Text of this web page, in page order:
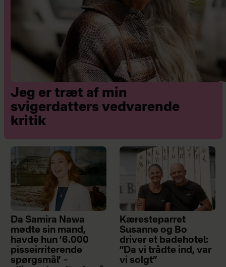
Jeg er træt af min
svigerdatters vedvarende
kritik
Da Samira Nawa
mødte sin mand,
havde hun ’6.000
pisseirriterende
spørgsmål’ –
Kæresteparret
Susanne og Bo
driver et badehotel:
”Da vi trådte ind, var
vi solgt”